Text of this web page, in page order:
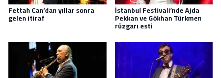
Fettah Can’dan yıllar sonra
gelen itiraf
İstanbul Festivali’nde Ajda
Pekkan ve Gökhan Türkmen
rüzgarı esti